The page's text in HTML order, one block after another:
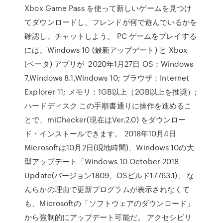
Xbox Game Pass を使って新しいゲームを見つけ
てダウンロードし、フレンドが何で遊んでいるかを
確認し、チャットしよう。 PC ゲームをプレイする
には、Windows 10 (最新アップデート) と Xbox
(ベータ) アプリが 2020年1月27日 OS：Windows
7,Windows 8.1,Windows 10; ブラウザ：Internet
Explorer 11; メモリ：1GB以上（2GB以上を推奨）;
ハードディスク この手順書通りに操作を進めるこ
とで、miChecker(現在はVer.2.0) をダウンロー
ド・インストールできます。 2018年10月4日
Microsoftは10月2日(現地時間)、Windows 10の大
型アップデート「Windows 10 October 2018
Update(バージョン1809、OSビルド17763.1)」 な
んらかの理由で更新プログラムが表示されなくて
も、Microsoftの「ソフトウェアのダウンロード」
から強制的にアップデート可能だ。 アクセシビリ